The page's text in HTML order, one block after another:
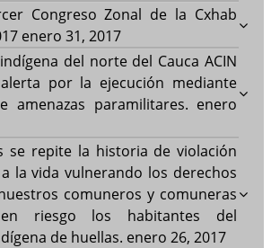
Congreso Zonal de la Cxhab
enero 31, 2017
del norte del Cauca ACIN
por la ejecución mediante
amenazas paramilitares. enero
se repite la historia de violación
la vida vulnerando los derechos
comuneros y comuneras
en riesgo los habitantes del
de huellas. enero 26, 2017